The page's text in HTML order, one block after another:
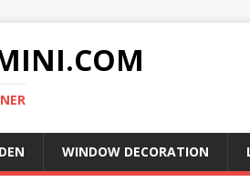
WINDOW DECORATION